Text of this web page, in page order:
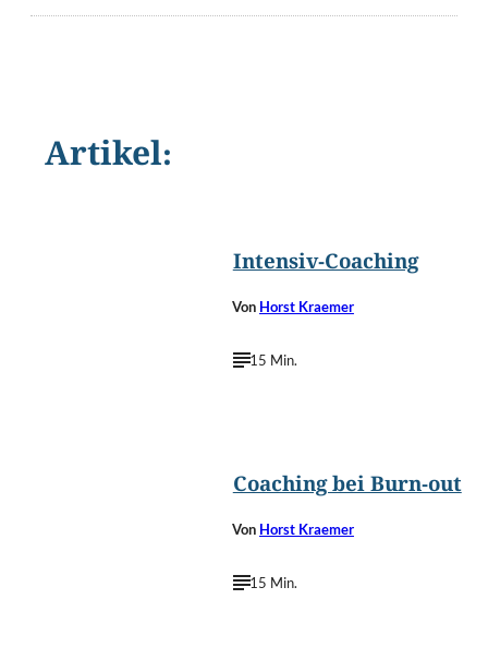
Artikel:
Intensiv-Coaching
Von Horst Kraemer
15 Min.
Coaching bei Burn-out
Von Horst Kraemer
15 Min.